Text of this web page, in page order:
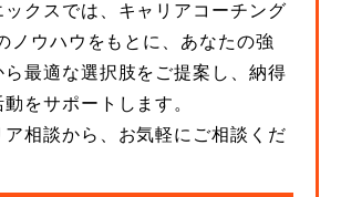
ックスでは、キャリアコーチング
ノウハウをもとに、あなたの強
最適な選択肢をご提案し、納得
をサポートします。
ア相談から、お気軽にご相談くだ